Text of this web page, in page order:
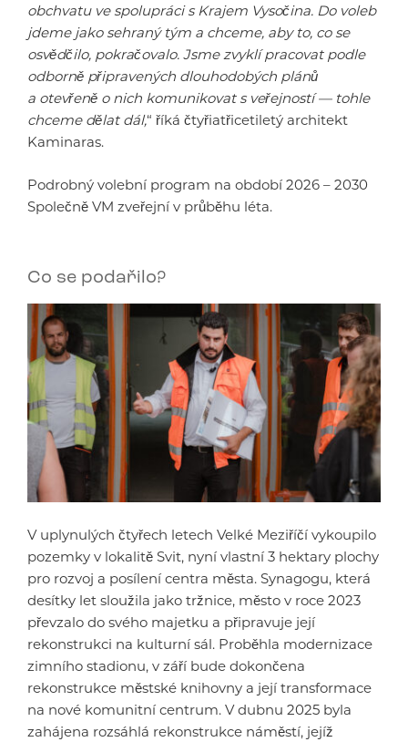
obchvatu ve spolupráci s Krajem Vysočina. Do voleb
jdeme jako sehraný tým a chceme, aby to, co se
osvědčilo, pokračovalo. Jsme zvyklí pracovat podle
odborně připravených dlouhodobých plánů
a otevřeně o nich komunikovat s veřejností — tohle
chceme dělat dál,“ říká čtyřiatřicetiletý architekt
Kaminaras.
Podrobný volební program na období 2026 – 2030
Společně VM zveřejní v průběhu léta.
Co se podařilo?
V uplynulých čtyřech letech Velké Meziříčí vykoupilo
pozemky v lokalitě Svit, nyní vlastní 3 hektary plochy
pro rozvoj a posílení centra města. Synagogu, která
desítky let sloužila jako tržnice, město v roce 2023
převzalo do svého majetku a připravuje její
rekonstrukci na kulturní sál. Proběhla modernizace
zimního stadionu, v září bude dokončena
rekonstrukce městské knihovny a její transformace
na nové komunitní centrum. V dubnu 2025 byla
zahájena rozsáhlá rekonstrukce náměstí, jejíž